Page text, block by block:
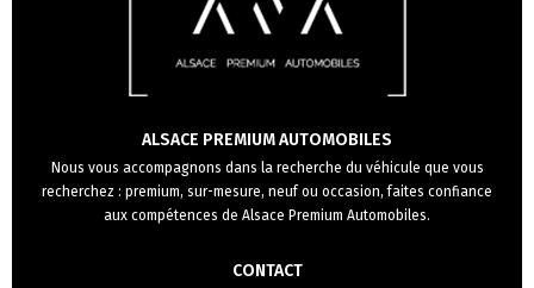
ALSACE PREMIUM AUTOMOBILES
Nous vous accompagnons dans la recherche du véhicule que vous
recherchez : premium, sur-mesure, neuf ou occasion, faites confiance
aux compétences de Alsace Premium Automobiles.
CONTACT